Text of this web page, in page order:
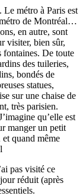
métro à Paris est
métro de Montréal…
en autre, sont
visiter, bien sûr,
fontaines. De toute
des tuileries,
bondés de
statues,
sur une chaise de
très parisien.
qu’elle est
manger un petit
quand même
pas visité ce
réduit (après